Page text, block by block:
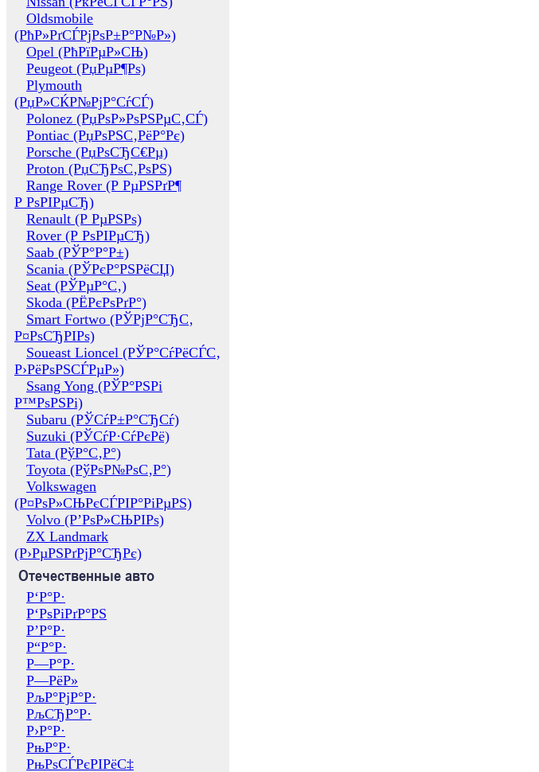
Oldsmobile
(РћР»РґСЃРјРѕР±Р°Р№Р»)
Opel (РћРїРµР»СЊ)
Peugeot (РџРµР¶Рѕ)
Plymouth
(РџР»СЌР№РјР°СѓСЃ)
Polonez (РџРѕР»РѕРЅРµС‚СЃ)
Pontiac (РџРѕРЅС‚РёР°Рє)
Porsche (РџРѕСЂС€Рµ)
Proton (РџСЂРѕС‚РѕРЅ)
Range Rover (Р РµРЅРґР¶
Р РѕРІРµСЂ)
Renault (Р РµРЅРѕ)
Rover (Р РѕРІРµСЂ)
Saab (РЎР°Р°Р±)
Scania (РЎРєР°РЅРёСЏ)
Seat (РЎРµР°С‚)
Skoda (РЁРєРѕРґР°)
Smart Fortwo (РЎРјР°СЂС‚
Р¤РѕСЂРІРѕ)
Soueast Lioncel (РЎР°СѓРёСЃС‚
Р›РёРѕРЅСЃРµР»)
Ssang Yong (РЎР°РЅРі
Р™РѕРЅРі)
Subaru (РЎСѓР±Р°СЂСѓ)
Suzuki (РЎСѓР·СѓРєРё)
Tata (РўР°С‚Р°)
Toyota (РўРѕР№РѕС‚Р°)
Volkswagen
(Р¤РѕР»СЊРєСЃРІР°РіРµРЅ)
Volvo (Р’РѕР»СЊРІРѕ)
ZX Landmark
(Р›РµРЅРґРјР°СЂРє)
Отечественные авто
Р‘Р°Р·
Р‘РѕРіРґР°РЅ
Р’Р°Р·
Р“Р°Р·
Р—Р°Р·
Р—РёР»
РљР°РјР°Р·
РљСЂР°Р·
Р›Р°Р·
РњР°Р·
РњРѕСЃРєРІРёС‡